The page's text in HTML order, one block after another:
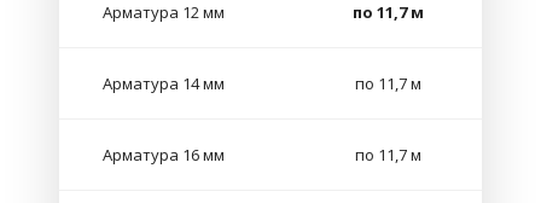
Арматура 12 мм по 11,7 м
Арматура 14 мм по 11,7 м
Арматура 16 мм по 11,7 м